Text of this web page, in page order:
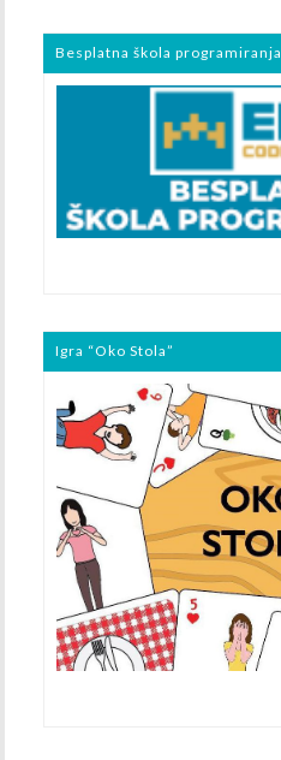
Besplatna škola programiranja
Igra “Oko Stola”